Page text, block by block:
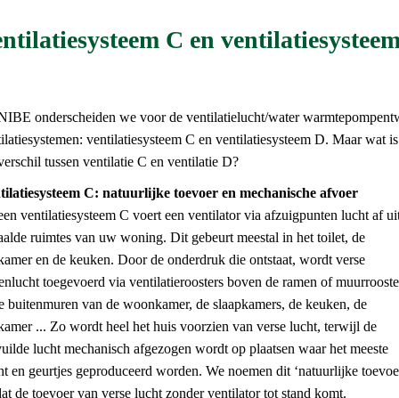
C en
onderscheiden we voor de ventilatielucht/water
ventilatiesysteem C en ventilatiesysteem D. Maar wat
tussen ventilatie C en ventilatie D?
C: natuurlijke toevoer en mechanische afvoer
ventilatiesysteem C voert een ventilator via afzuigpunten lucht af
ruimtes van uw woning. Dit gebeurt meestal in het toilet, de
en de keuken. Door de onderdruk die ontstaat, wordt verse
toegevoerd via ventilatieroosters boven de ramen of
buitenmuren van de woonkamer, de slaapkamers, de keuken, de
... Zo wordt heel het huis voorzien van verse lucht, terwijl de
lucht mechanisch afgezogen wordt op plaatsen waar het meeste
en geurtjes geproduceerd worden. We noemen dit ‘natuurlijke
de toevoer van verse lucht zonder ventilator tot stand komt.